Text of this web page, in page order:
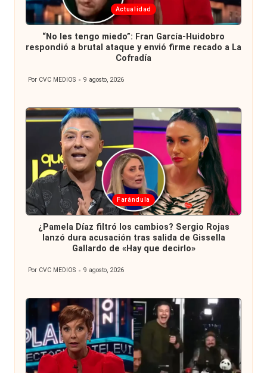
Publicada
en
Actualidad
“No les tengo miedo”: Fran García-Huidobro
respondió a brutal ataque y envió firme recado a La
Cofradía
Publicado
Por CVC MEDIOS 9 agosto, 2026
Publicada
en
Farándula
¿Pamela Díaz filtró los cambios? Sergio Rojas
lanzó dura acusación tras salida de Gissella
Gallardo de «Hay que decirlo»
Publicado
Por CVC MEDIOS 9 agosto, 2026